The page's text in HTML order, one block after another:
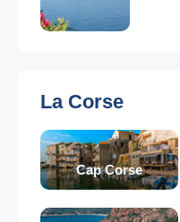
La Corse
Cap Corse